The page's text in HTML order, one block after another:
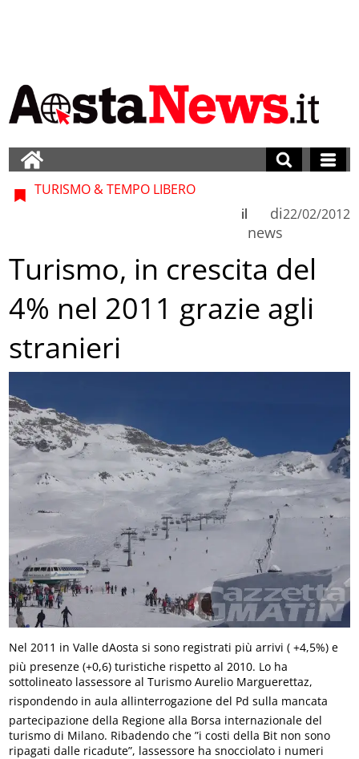
TURISMO & TEMPO LIBERO
di
news
il 22/02/2012
Turismo, in crescita del
4% nel 2011 grazie agli
stranieri
Nel 2011 in Valle dAosta si sono registrati più arrivi ( +4,5%) e
più presenze (+0,6) turistiche rispetto al 2010. Lo ha
sottolineato lassessore al Turismo Aurelio Marguerettaz,
rispondendo in aula allinterrogazione del Pd sulla mancata
partecipazione della Regione alla Borsa internazionale del
turismo di Milano. Ribadendo che ”i costi della Bit non sono
ripagati dalle ricadute”, lassessore ha snocciolato i numeri